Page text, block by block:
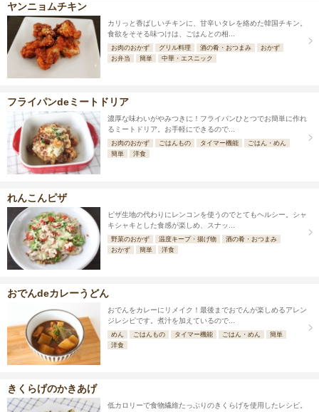
ヤンニョムチキン
カリっと香ばしいチキンに、甘辛いタレを絡めた韓国チキン。
食欲をそそる味つけは、ごはんとの相...
お肉のおかず グリル料理 酒の肴・おつまみ
おかず
お弁当
簡単 中華・エスニック
フライパンdeミートドリア
濃厚な味わいがやみつきに！フライパンひとつでお簡単に作れ
るミートドリア。お手軽にできるので...
お肉のおかず ごはんもの タイマー機能
ごはん・めん
簡単
洋食
れんこんピザ
ピザ生地の代わりにレンコンを使うのでとてもヘルシー。シャ
キシャキとした食感が楽しめ、スナッ...
野菜のおかず 温度キープ・揚げ物
酒の肴・おつまみ
おかず
簡単 洋食
おでんdeカレーうどん
おでんをカレーにリメイク！最後までおでんが楽しめるアレン
ジレシピです。煮汁を加えているので...
めん ごはんもの タイマー機能 ごはん・めん
簡単
洋食
きくらげのかきあげ
低カロリーで食物繊維たっぷりのきくらげを使用したレシピ。